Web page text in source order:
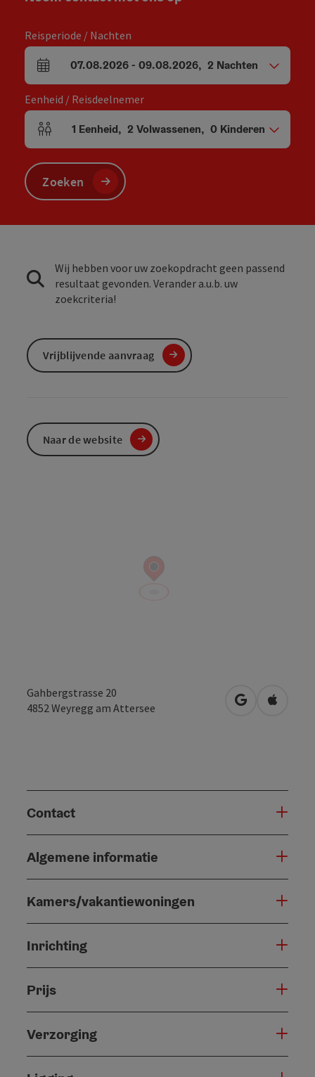
Gahbergstrasse 20
4852 Weyregg am Attersee Openen in
Contact
Algemene informatie
Kamers/vakantiewoningen
Inrichting
Prijs
Verzorging
Reisperiode / Nachten
Velden voor aankomst en vertrek
07.08.2026- 09.08.2026, 2 Nachten
Eenheid / Reisdeelnemer
Aantal eenheden en persoonsvelden
1 Eenheid, 2 Volwassenen, 0 Kinderen
Zoeken
Wij hebben voor uw zoekopdracht geen passend
resultaat gevonden. Verander a.u.b. uw
zoekcriteria!
Vrijblijvende aanvraag
Naar de website